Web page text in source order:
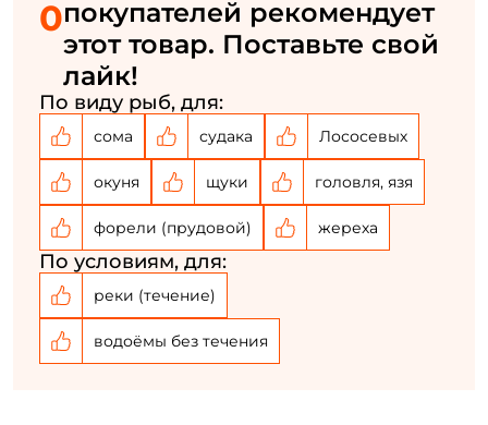
Медный и черный лепестки: эти цвета полностью
исключают мерцание и всякие световые эффекты,
которые могут беспокоить рыбу. Рекомендуется
использовать при очень резком дневном свете и в
прозрачной воде.
0покупателей рекомендует
этот товар. Поставьте свой
лайк!
По виду рыб, для:
сома судака Лососевых
окуня щуки головля, язя
форели (прудовой) жереха
По условиям, для:
реки (течение)
водоёмы без течения
Номер телефона: *
Придумайте пароль: *
Повторите пароль: *
Заполняя данную форму вы соглашаетесь на обработку
персональных данных
Создать аккаунт
У меня уже есть аккаунт